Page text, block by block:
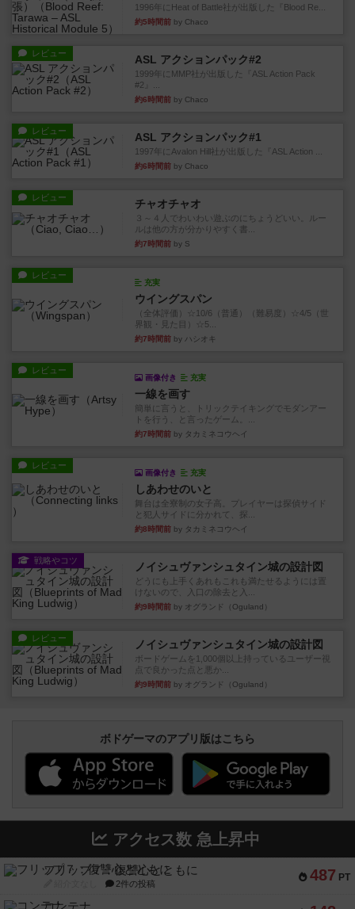
1996年にHeat of Battle社が出版した『Blood Re...
約5時間前 by Chaco
レビュー ASL アクションパック#2
1999年にMMP社が出版した『ASL Action Pack
#2』...
約6時間前 by Chaco
レビュー ASL アクションパック#1
1997年にAvalon Hill社が出版した『ASL Action ...
約6時間前 by Chaco
レビュー チャオチャオ
３～４人でわいわい遊ぶのにちょうどいい。ルー
ルは他の方が分かりやすく書...
約7時間前 by S
レビュー
充実
ウイングスパン
（全体評価）☆10/6（普通）（難易度）☆4/5（世
界観・見た目）☆5...
約7時間前 by ハシオキ
レビュー
画像付き 充実
一線を画す
簡単に言うと、トリックテイキングでモダンアー
トを行う、と言ったゲーム。...
約7時間前 by タカミネコウヘイ
レビュー
画像付き 充実
しあわせのいと
舞台は全寮制の女子高。プレイヤーは探偵サイド
と犯人サイドに分かれて、探...
約8時間前 by タカミネコウヘイ
戦略やコツ ノイシュヴァンシュタイン城の設計図
どうにも上手くあれもこれも満たせるようには置
けないので、入口の除去と入...
約9時間前 by オグランド（Oguland）
レビュー ノイシュヴァンシュタイン城の設計図
ボードゲームを1,000個以上持っているユーザー視
点で良かった点と悪か...
約9時間前 by オグランド（Oguland）
ボドゲーマのアプリ版はこちら
アクセス数 急上昇中
487 PT
フリップ７：復讐心とともに
2件の投稿